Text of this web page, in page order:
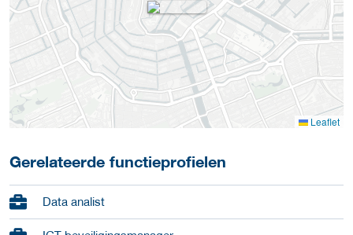
Leaflet
Gerelateerde functieprofielen
Data analist